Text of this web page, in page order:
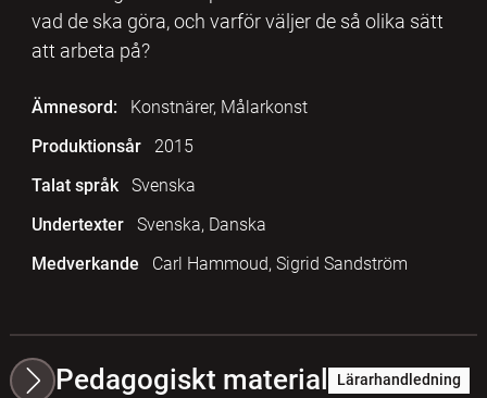
vad de ska göra, och varför väljer de så olika sätt
att arbeta på?
Ämnesord:
Konstnärer, Målarkonst
Produktionsår
2015
Talat språk
Svenska
Undertexter
Svenska, Danska
Medverkande
Carl Hammoud, Sigrid Sandström
Pedagogiskt material Lärarhandledning